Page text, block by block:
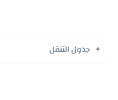
جدول التنقل